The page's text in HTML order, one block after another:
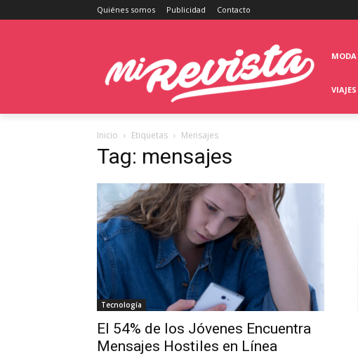
Quiénes somos Publicidad Contacto
MODA
VIAJES
Inicio Etiquetas Mensajes
Tag: mensajes
Tecnología
El 54% de los Jóvenes Encuentra
Mensajes Hostiles en Línea